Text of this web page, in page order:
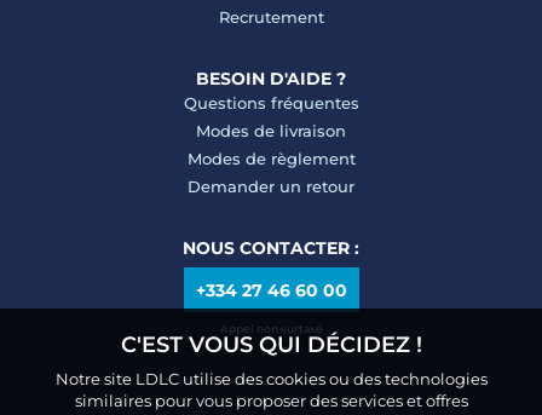
Recrutement
BESOIN D'AIDE ?
Questions fréquentes
Modes de livraison
Modes de règlement
Demander un retour
NOUS CONTACTER :
+334 27 46 60 00
Appel non surtaxé
C'EST VOUS QUI DÉCIDEZ !
Notre site LDLC utilise des cookies ou des technologies
similaires pour vous proposer des services et offres